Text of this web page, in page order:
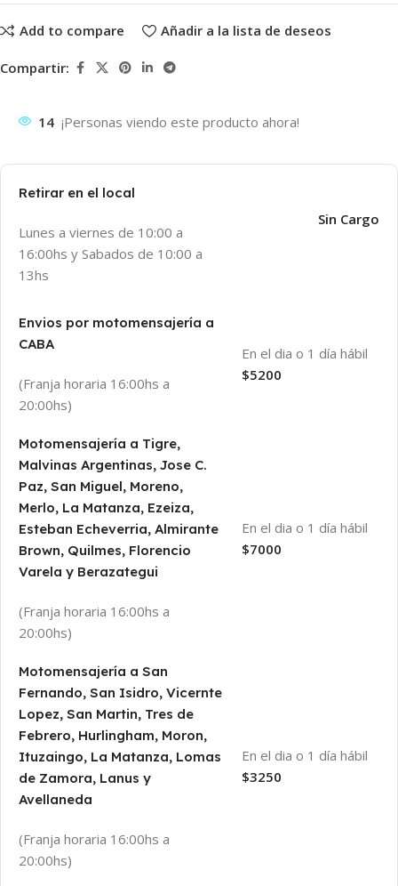
Add to compare Añadir a la lista de deseos
Compartir:
14 ¡Personas viendo este producto ahora!
Retirar en el local
Lunes a viernes de 10:00 a
16:00hs y Sabados de 10:00 a
13hs
Sin Cargo
Envios por motomensajería a
CABA
(Franja horaria 16:00hs a
20:00hs)
En el dia o 1 día hábil
$5200
Motomensajería a Tigre,
Malvinas Argentinas, Jose C.
Paz, San Miguel, Moreno,
Merlo, La Matanza, Ezeiza,
Esteban Echeverria, Almirante
Brown, Quilmes, Florencio
Varela y Berazategui
(Franja horaria 16:00hs a
20:00hs)
En el dia o 1 día hábil
$7000
Motomensajería a San
Fernando, San Isidro, Vicernte
Lopez, San Martin, Tres de
Febrero, Hurlingham, Moron,
Ituzaingo, La Matanza, Lomas
de Zamora, Lanus y
Avellaneda
(Franja horaria 16:00hs a
20:00hs)
En el dia o 1 día hábil
$3250